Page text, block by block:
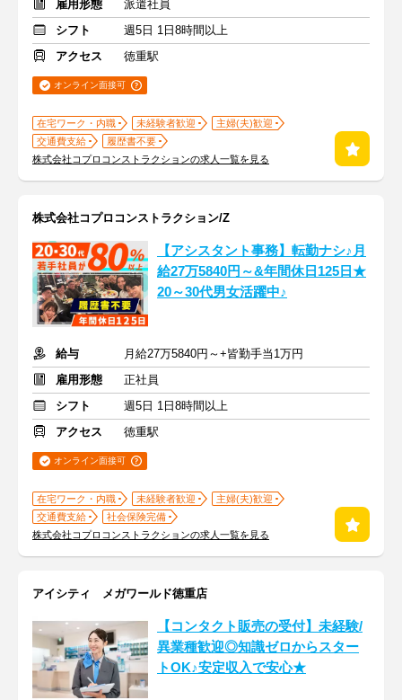
雇用形態
派遣社員
シフト
週5日 1日8時間以上
アクセス
徳重駅
オンライン面接可
在宅ワーク・内職 未経験者歓迎
主婦(夫)歓迎
交通費支給
履歴書不要
株式会社コプロコンストラクションの求人一覧を見る
株式会社コプロコンストラクション/Z
【アシスタント事務】転勤ナシ♪月
給27万5840円～&年間休日125日★
20～30代男女活躍中♪
給与
月給27万5840円～+皆勤手当1万円
雇用形態
正社員
シフト
週5日 1日8時間以上
アクセス
徳重駅
オンライン面接可
在宅ワーク・内職 未経験者歓迎
主婦(夫)歓迎
交通費支給
社会保険完備
株式会社コプロコンストラクションの求人一覧を見る
アイシティ メガワールド徳重店
【コンタクト販売の受付】未経験/
異業種歓迎◎知識ゼロからスター
トOK♪安定収入で安心★